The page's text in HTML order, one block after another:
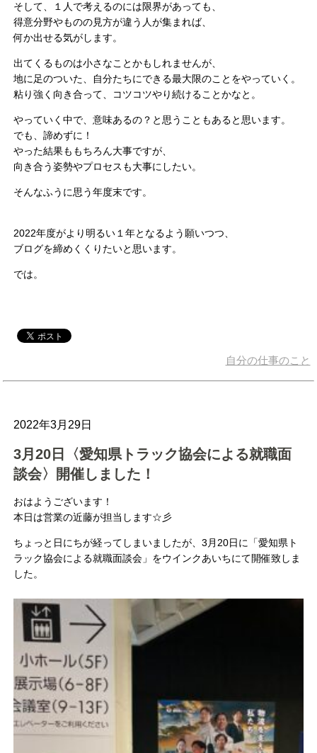
そして、１人で考えるのには限界があっても、
得意分野やものの見方が違う人が集まれば、
何か出せる気がします。
出てくるものは小さなことかもしれませんが、
地に足のついた、自分たちにできる最大限のことをやっていく。
粘り強く向き合って、コツコツやり続けることかなと。
やっていく中で、意味あるの？と思うこともあると思います。
でも、諦めずに！
やった結果ももちろん大事ですが、
向き合う姿勢やプロセスも大事にしたい。
そんなふうに思う年度末です。
2022年度がより明るい１年となるよう願いつつ、
ブログを締めくくりたいと思います。
では。
自分の仕事のこと
2022年3月29日
3月20日〈愛知県トラック協会による就職面
談会〉開催しました！
おはようございます！
本日は営業の近藤が担当します☆彡
ちょっと日にちが経ってしまいましたが、3月20日に「愛知県ト
ラック協会による就職面談会」をウインクあいちにて開催致しま
した。